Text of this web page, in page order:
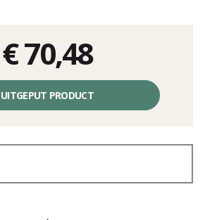
€ 70,48
UITGEPUT PRODUCT